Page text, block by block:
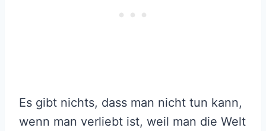
Es gibt nichts, dass man nicht tun kann,
wenn man verliebt ist, weil man die Welt